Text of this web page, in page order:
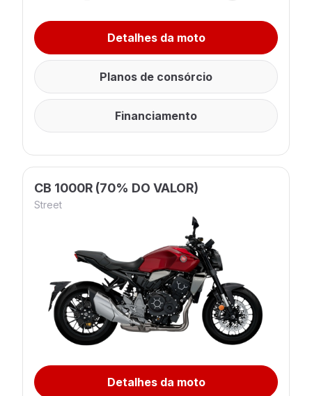
Detalhes da moto
Planos de consórcio
Financiamento
CB 1000R (70% DO VALOR)
Street
Detalhes da moto